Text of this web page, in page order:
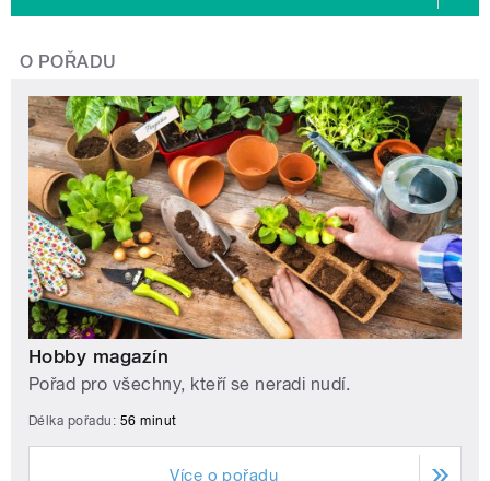
O POŘADU
Hobby magazín
Pořad pro všechny, kteří se neradi nudí.
Délka pořadu: 56 minut
Více o pořadu